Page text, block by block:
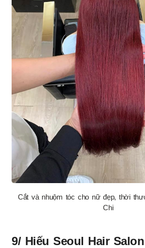
Cắt và nhuộm tóc cho nữ đẹp, thời
Chi
9/ Hiếu Seoul Hair Salon